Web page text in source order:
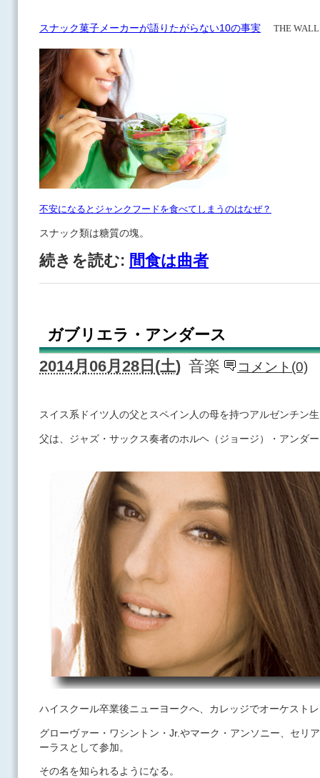
スナック菓子メーカーが語りたがらない10の事実 THE
不安になるとジャンクフードを食べてしまうのはなぜ？
スナック類は糖質の塊。
続きを読む: 間食は曲者
ガブリエラ・アンダース
2014月06月28日(土) 音楽 コメント(0)
スイス系ドイツ人の父とスペイン人の母を持つアルゼンチン
父は、ジャズ・サックス奏者のホルヘ（ジョージ）・アンダ
ハイスクール卒業後ニューヨークへ、カレッジでオーケスト
グローヴァー・ワシントン・Jr.やマーク・アンソニー、セリ
ーラスとして参加。
その名を知られるようになる。